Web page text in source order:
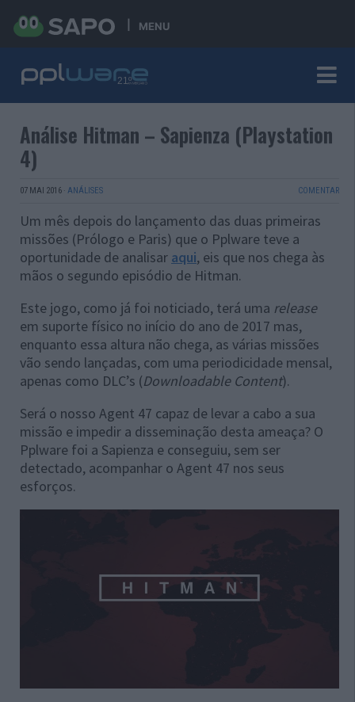
MENU
Análise Hitman – Sapienza (Playstation
4)
07 MAI 2016 · ANÁLISES COMENTAR
Um mês depois do lançamento das duas primeiras
missões (Prólogo e Paris) que o Pplware teve a
oportunidade de analisar aqui, eis que nos chega às
mãos o segundo episódio de Hitman.
Este jogo, como já foi noticiado, terá uma release
em suporte físico no início do ano de 2017 mas,
enquanto essa altura não chega, as várias missões
vão sendo lançadas, com uma periodicidade mensal,
apenas como DLC’s (Downloadable Content).
Será o nosso Agent 47 capaz de levar a cabo a sua
missão e impedir a disseminação desta ameaça? O
Pplware foi a Sapienza e conseguiu, sem ser
detectado, acompanhar o Agent 47 nos seus
esforços.